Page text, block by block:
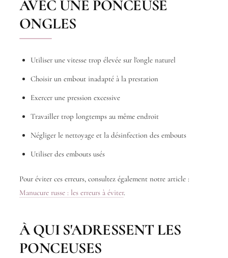
AVEC UNE PONCEUSE
ONGLES
Utiliser une vitesse trop élevée sur l'ongle naturel
Choisir un embout inadapté à la prestation
Exercer une pression excessive
Travailler trop longtemps au même endroit
Négliger le nettoyage et la désinfection des embouts
Utiliser des embouts usés
Pour éviter ces erreurs, consultez également notre article :
Manucure russe : les erreurs à éviter.
À QUI S'ADRESSENT LES
PONCEUSES